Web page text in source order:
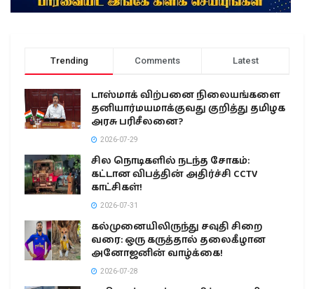
Trending Comments Latest
டாஸ்மாக் விற்பனை நிலையங்களை
தனியார்மயமாக்குவது குறித்து தமிழக
அரசு பரிசீலனை?
2026-07-29
சில நொடிகளில் நடந்த சோகம்:
கட்டான விபத்தின் அதிர்ச்சி CCTV
காட்சிகள்!
2026-07-31
கல்முனையிலிருந்து சவுதி சிறை
வரை: ஒரு கருத்தால் தலைகீழான
அனோஜனின் வாழ்க்கை!
2026-07-28